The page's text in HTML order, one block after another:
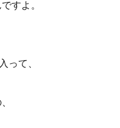
すよ。
って、